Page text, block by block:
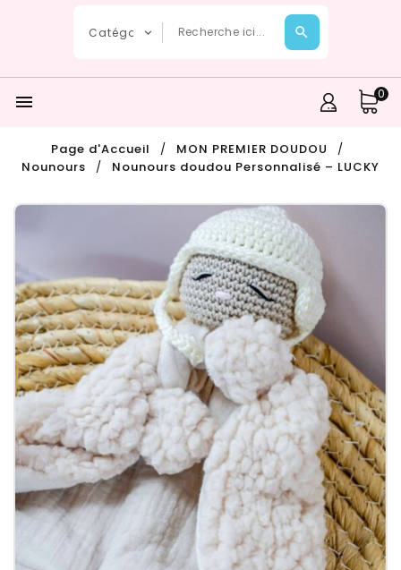
 0
Page d'Accueil
MON PREMIER DOUDOU
Nounours
Nounours doudou Personnalisé – LUCKY